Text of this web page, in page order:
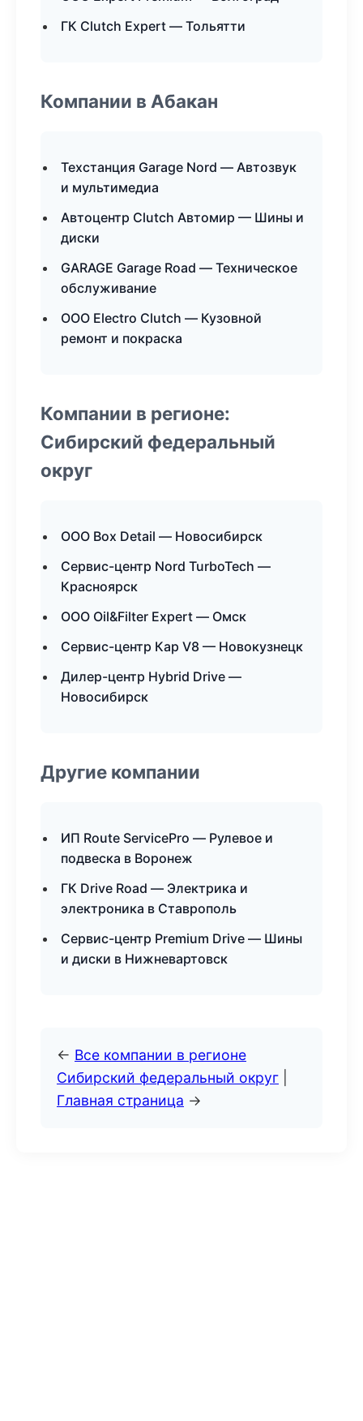
ГК Clutch Expert — Тольятти
Компании в Абакан
Техстанция Garage Nord — Автозвук
и мультимедиа
Автоцентр Clutch Автомир — Шины и
диски
GARAGE Garage Road — Техническое
обслуживание
ООО Electro Clutch — Кузовной
ремонт и покраска
Компании в регионе:
Сибирский федеральный
округ
ООО Box Detail — Новосибирск
Сервис-центр Nord TurboTech —
Красноярск
ООО Oil&Filter Expert — Омск
Сервис-центр Кар V8 — Новокузнецк
Дилер-центр Hybrid Drive —
Новосибирск
Другие компании
ИП Route ServicePro — Рулевое и
подвеска в Воронеж
ГК Drive Road — Электрика и
электроника в Ставрополь
Сервис-центр Premium Drive — Шины
и диски в Нижневартовск
← Все компании в регионе
Сибирский федеральный округ
Главная страница →